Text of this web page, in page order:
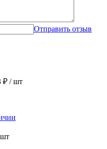
Отправить отзыв
₽ / шт